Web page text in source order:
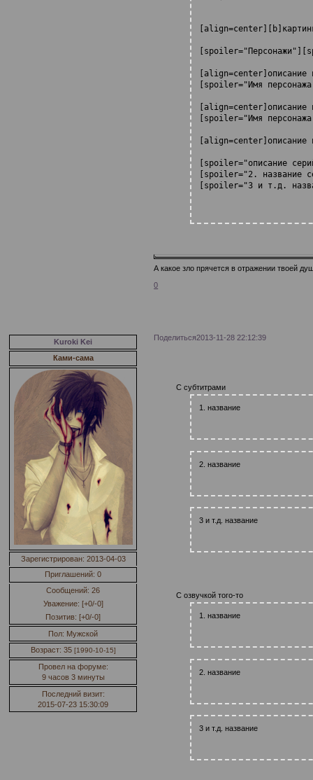
[spoiler="Имя
[spoiler="Имя
[spoiler="описание
[spoiler="2. название
[spoiler="3 и т.д.
А какое зло прячется в отражении твоей
0
Поделиться2013-11-28 22:12:39
Kuroki Kei
Ками-сама
Зарегистрирован: 2013-04-03
Приглашений: 0
Сообщений: 26
Уважение: [+0/-0]
Позитив: [+0/-0]
Пол: Мужской
Возраст: 35 [1990-10-15]
Провел на форуме:
9 часов 3 минуты
Последний визит:
2015-07-23 15:30:09
С субтитрами
1. название
2. название
3 и т.д. название
С озвучкой того-то
1. название
2. название
3 и т.д. название